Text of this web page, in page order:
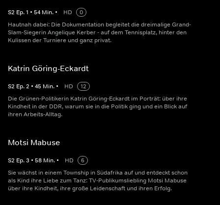
S2 Ep.1 • 54 Min. • HD
0
Hautnah dabei: Die Dokumentation begleitet die dreimalige Grand-
Slam-Siegerin Angelique Kerber - auf dem Tennisplatz, hinter den
Kulissen der Turniere und ganz privat.
Katrin Göring-Eckardt
S2 Ep.2 • 45 Min. • HD
12
Die Grünen-Politikerin Katrin Göring-Eckardt im Porträt: über ihre
Kindheit in der DDR, warum sie in die Politik ging und ein Blick auf
ihren Arbeits-Alltag.
Motsi Mabuse
S2 Ep.3 • 58 Min. • HD
6
Sie wächst in einem Township in Südafrika auf und entdeckt schon
als Kind ihre Liebe zum Tanz: TV-Publikumsliebling Motsi Mabuse
über ihre Kindheit, ihre große Leidenschaft und ihren Erfolg.